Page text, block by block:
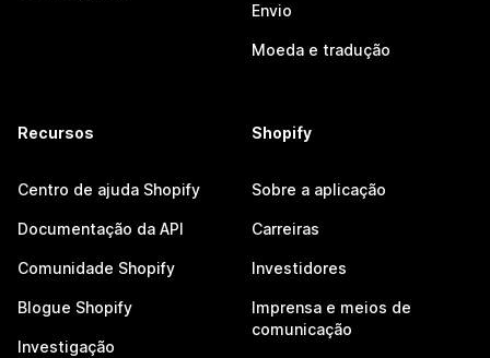
Envio
Moeda e tradução
Recursos
Centro de ajuda Shopify
Documentação da API
Comunidade Shopify
Blogue Shopify
Investigação
Shopify
Sobre a aplicação
Carreiras
Investidores
Imprensa e meios de
comunicação